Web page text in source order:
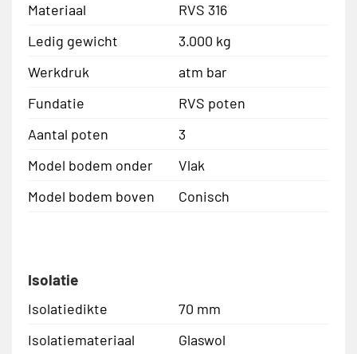
Materiaal
RVS 316
Ledig gewicht
3.000 kg
Werkdruk
atm bar
Fundatie
RVS poten
Aantal poten
3
Model bodem onder
Vlak
Model bodem boven
Conisch
Isolatie
Isolatiedikte
70 mm
Isolatiemateriaal
Glaswol